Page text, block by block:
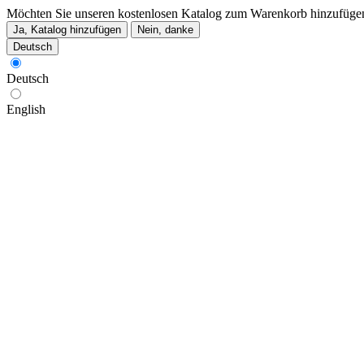
Möchten Sie unseren kostenlosen Katalog zum Warenkorb
Ja, Katalog hinzufügen
Nein, danke
Deutsch
Deutsch
English